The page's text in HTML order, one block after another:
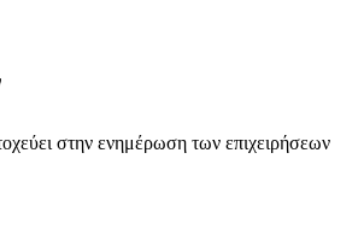
στην ενημέρωση των επιχειρήσεων